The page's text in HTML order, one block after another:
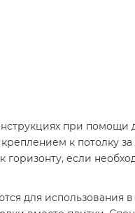
при
к потолку
если
для использования